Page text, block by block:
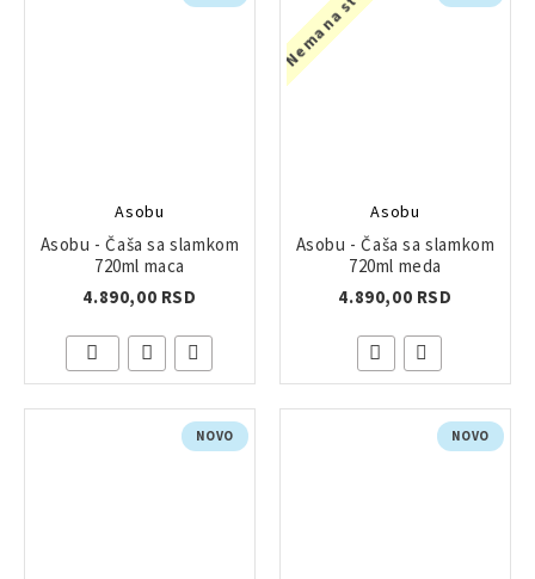
Asobu
Asobu - Čaša sa slamkom
720ml maca
4.890,00 RSD
Asobu
Asobu - Čaša sa slamkom
720ml meda
4.890,00 RSD
NOVO NOVO